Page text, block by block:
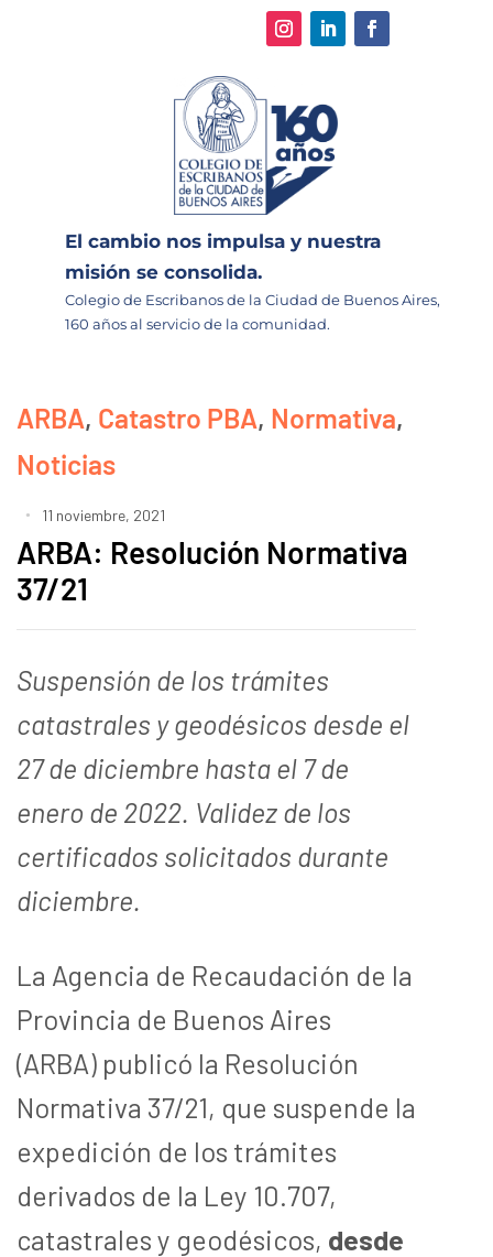
El cambio nos impulsa y nuestra
misión se consolida.
Colegio de Escribanos de la Ciudad de Buenos Aires,
160 años al servicio de la comunidad.
ARBA, Catastro PBA, Normativa,
Noticias
11 noviembre, 2021
ARBA: Resolución Normativa
37/21
Suspensión de los trámites
catastrales y geodésicos desde el
27 de diciembre hasta el 7 de
enero de 2022. Validez de los
certificados solicitados durante
diciembre.
La Agencia de Recaudación de la
Provincia de Buenos Aires
(ARBA) publicó la Resolución
Normativa 37/21, que suspende la
expedición de los trámites
derivados de la Ley 10.707,
catastrales y geodésicos, desde